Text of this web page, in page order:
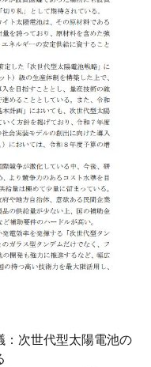
：次世代型太陽電池の